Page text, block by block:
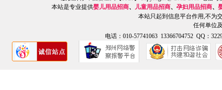
本站是专业提供婴儿用品招商、 儿童用品招商、 孕妇用品招商、
本站只起到信息平台作用,不为
任何单位
电话：010-57741063 13366704752 QQ：